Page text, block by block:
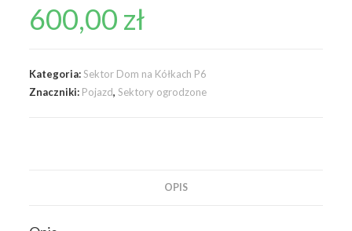
600,00 zł
Kategoria:Sektor Dom na Kółkach P6
Znaczniki: Pojazd,Sektory ogrodzone
OPIS